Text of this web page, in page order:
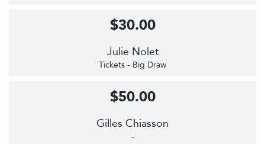
Julie Nolet
Tickets - Big Draw
$30.00
Gilles Chiasson
-
$50.00